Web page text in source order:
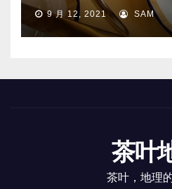
9 月 12, 2021 SAM
茶叶
茶叶，地理